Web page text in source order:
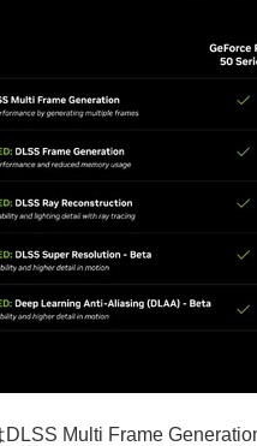
DLSS Multi Frame